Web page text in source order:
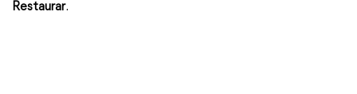
Restaurar.